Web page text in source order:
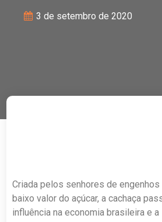
3 de setembro de 2020
Criada pelos senhores de engenhos
baixo valor do açúcar, a cachaça
influência na economia brasileira e